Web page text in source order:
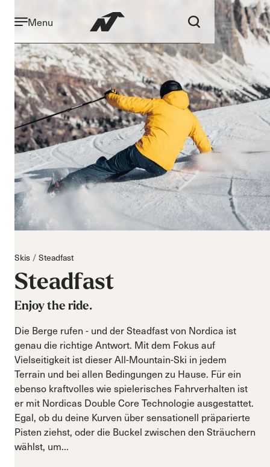
Menu
Skis Steadfast
Steadfast
Enjoy the ride.
Die Berge rufen - und der Steadfast von Nordica ist
genau die richtige Antwort. Mit dem Fokus auf
Vielseitigkeit ist dieser All-Mountain-Ski in jedem
Terrain und bei allen Bedingungen zu Hause. Für ein
ebenso kraftvolles wie spielerisches Fahrverhalten ist
er mit Nordicas Double Core Technologie ausgestattet.
Egal, ob du deine Kurven über sensationell präparierte
Pisten ziehst, oder die Buckel zwischen den Sträuchern
wählst, um...